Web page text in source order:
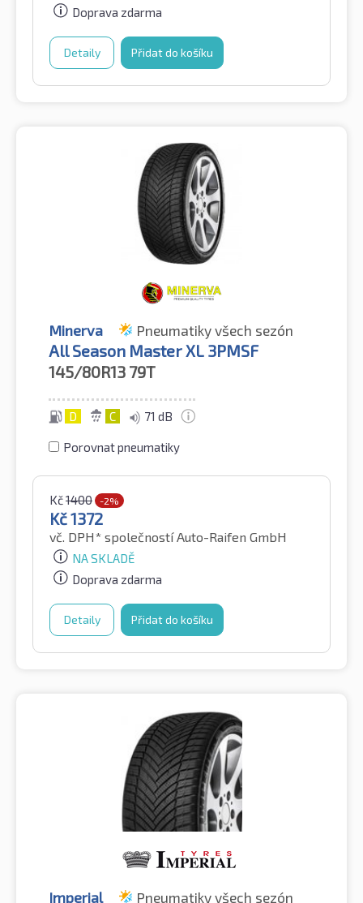
Doprava zdarma
Detaily Přidat do košíku
Minerva Pneumatiky všech sezón
All Season Master XL 3PMSF
145/80R13 79T
D C 71 dB
Porovnat pneumatiky
Kč1400 -2%
Kč1372
vč. DPH* společností Auto-Raifen GmbH
NA SKLADĚ
Doprava zdarma
Detaily Přidat do košíku
Imperial Pneumatiky všech sezón